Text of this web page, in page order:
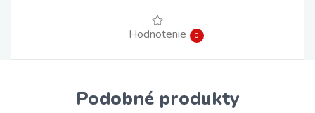
Hodnotenie 0
Podobné produkty